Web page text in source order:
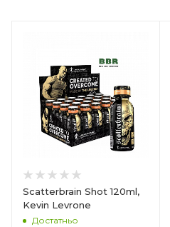
Scatterbrain Shot 120ml,
Kevin Levrone
Достатньо